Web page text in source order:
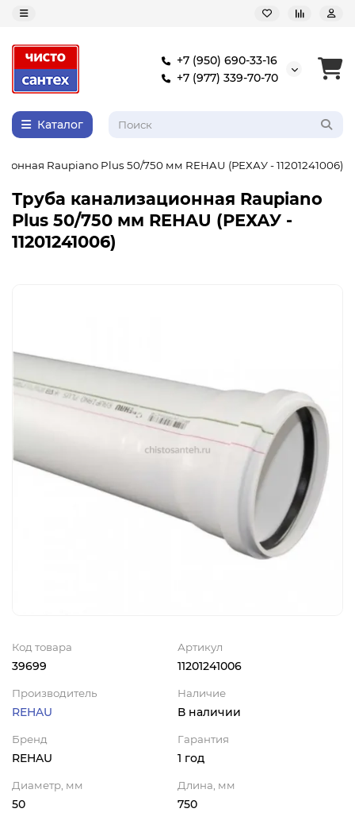
+7 (950) 690-33-16
+7 (977) 339-70-70
Каталог
Raupiano Plus 50/750 мм REHAU (РЕХАУ - 11201241006)
Труба канализационная Raupiano
Plus 50/750 мм REHAU (РЕХАУ -
11201241006)
Код товара
39699
Артикул
11201241006
Производитель
REHAU
Наличие
В наличии
Бренд
REHAU
Гарантия
1 год
Диаметр, мм
50
Длина, мм
750